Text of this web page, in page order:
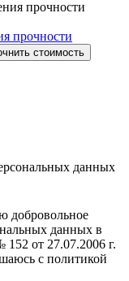
прочности
стоимость
данных
добровольное
данных в
от 27.07.2006 г.
с политикой